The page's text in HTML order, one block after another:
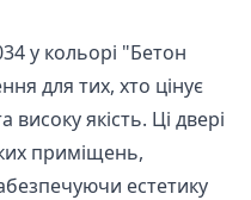
у кольорі "Бетон
для тих, хто цінує
якість. Ці двері
приміщень,
естетику